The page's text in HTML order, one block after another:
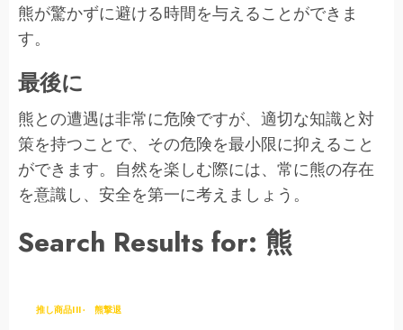
熊が驚かずに避ける時間を与えることができま
す。
最後に
熊との遭遇は非常に危険ですが、適切な知識と対
策を持つことで、その危険を最小限に抑えること
ができます。自然を楽しむ際には、常に熊の存在
を意識し、安全を第一に考えましょう。
Search Results for: 熊
推し商品III 熊撃退